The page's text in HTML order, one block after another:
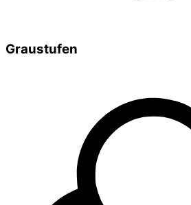
Graustufen